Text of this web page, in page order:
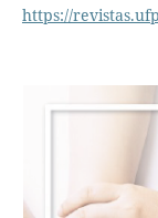
https://